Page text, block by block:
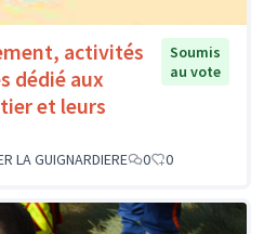
activités
dédié aux
et leurs
Soumis
au vote
LA GUIGNARDIERE 0 0